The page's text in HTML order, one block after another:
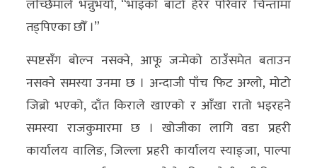
लच्छिमाले भन्नुभयो, “भाइको बाटो हेरेर परिवार चिन्तामा
तड्पिएका छौँ ।”
स्पष्टसँग बोल्न नसक्ने, आफू जन्मेको ठाउँसमेत बताउन
नसक्ने समस्या उनमा छ । अन्दाजी पाँच फिट अग्लो, मोटो
जिब्रो भएको, दाँत किराले खाएको र आँखा रातो भइरहने
समस्या राजकुमारमा छ । खोजीका लागि वडा प्रहरी
कार्यालय वालिङ, जिल्ला प्रहरी कार्यालय स्याङ्जा, पाल्पा